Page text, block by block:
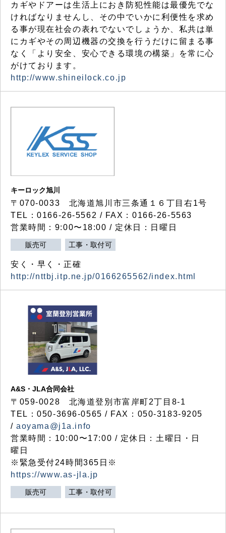
カギやドアーは生活上におき防犯性能は最優先でな
ければなりませんし、その中でいかに利便性を求め
る事が現在社会の表れでないでしょうか、私共は単
にカギやその周辺機器の交換を行うだけに留まる事
なく「より安全、安心できる環境の構築」を常に心
がけております。
http://www.shineilock.co.jp
キーロック旭川
〒070-0033 北海道旭川市三条通１６丁目右1号
TEL：0166-26-5562 / FAX：0166-26-5563
営業時間：9:00〜18:00 / 定休日：日曜日
販売可 工事・取付可
安く・早く・正確
http://nttbj.itp.ne.jp/0166265562/index.html
A&S・JLA合同会社
〒 059-0028 北海道登別市富岸町2丁目 8-1
TEL：050-3696-0565 / FAX：050-3183-9205
/aoyama@j1a.info
営業時間：10:00〜17:00 / 定休日：土曜日・日
曜日
※緊急受付24時間365日※
https://www.as-jla.jp
販売可 工事・取付可